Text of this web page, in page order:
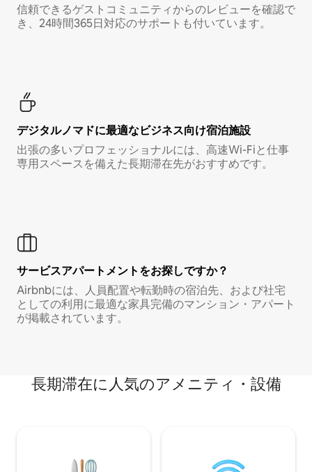
信頼できるゲストコミュニティからのレビューを確認で
き、24時間365日対応のサポートも付いています。
デジタルノマド⁠に最⁠適⁠なビ⁠ジ⁠ネ⁠ス⁠向⁠け宿⁠泊⁠施⁠設
出張の多いプロフェッショナルには、高速Wi-Fiと仕事
専用スペースを備えた長期滞在先がおすすめです。
サービスアパートメントをお探しですか？
Airbnbには、人員配置や転勤時の宿泊先、および社宅
としての利用に最適な家具完備のマンション・アパート
が掲載されています。
長期滞在に人気のアメニティ・設備